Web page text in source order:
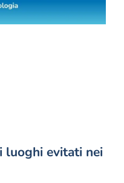
luoghi evitati nei